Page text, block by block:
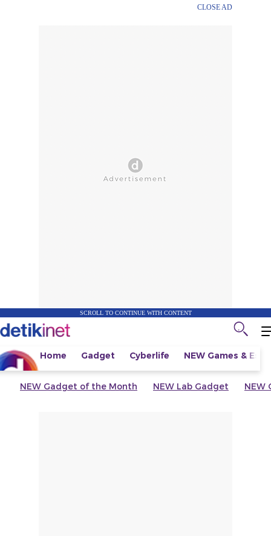
CLOSE AD
SCROLL TO CONTINUE WITH CONTENT
Home Gadget Cyberlife NEW Games &
NEW Gadget of the Month NEW Lab Gadget NEW